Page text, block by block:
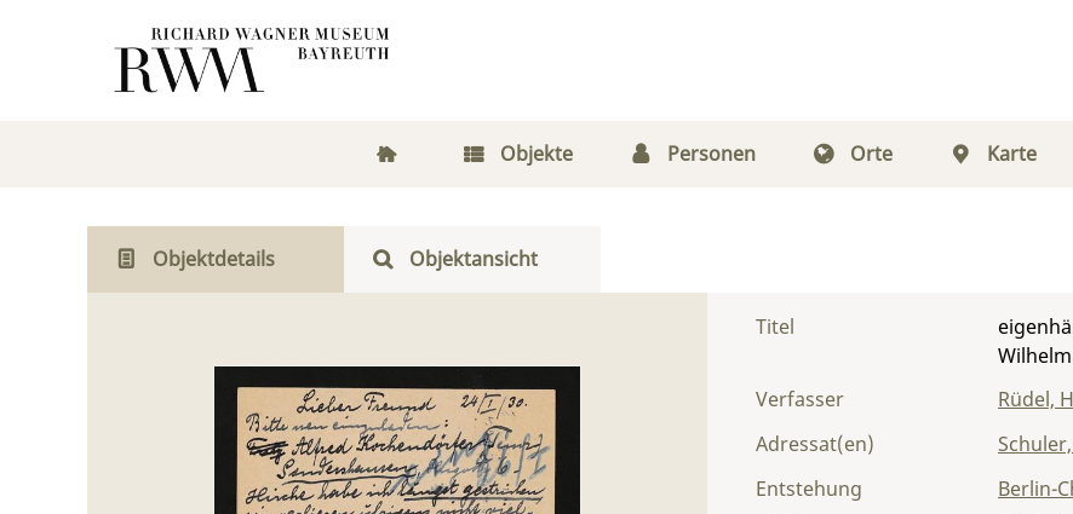
Objekte Personen Orte Karte
Objektdetails Objektansicht
Titel
Verfasser
Rüdel,
Adressat(en)
Entstehung
Berlin-